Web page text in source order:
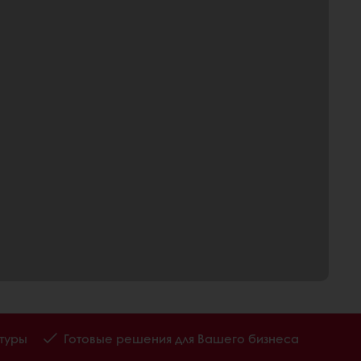
Готовые решения для Вашего бизнеса